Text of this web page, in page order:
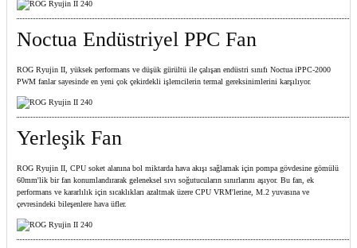
Noctua Endüstriyel PPC Fan
ROG Ryujin II, yüksek performans ve düşük gürültü ile çalışan endüstri sınıfı Noctua iPPC-2000
PWM fanlar sayesinde en yeni çok çekirdekli işlemcilerin termal gereksinimlerini karşılıyor.
Yerleşik Fan
ROG Ryujin II, CPU soket alanına bol miktarda hava akışı sağlamak için pompa gövdesine gömülü
60mm'lik bir fan konumlandırarak geleneksel sıvı soğutucuların sınırlarını aşıyor. Bu fan, ek
performans ve kararlılık için sıcaklıkları azaltmak üzere CPU VRM'lerine, M.2 yuvasına ve
çevresindeki bileşenlere hava üfler.​